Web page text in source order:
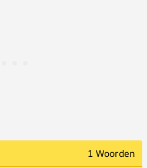
1 Woorden